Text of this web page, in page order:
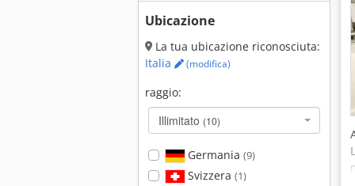
Ubicazione
La tua ubicazione riconosciuta:
Italia
(modifica)
raggio:
Illimitato (10)
Germania (9)
Svizzera (1)